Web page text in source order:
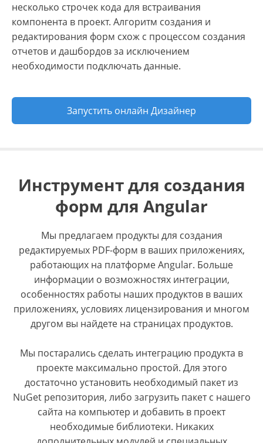
несколько строчек кода для встраивания
компонента в проект. Алгоритм создания и
редактирования форм схож с процессом создания
отчетов и дашбордов за исключением
необходимости подключать данные.
Запустить онлайн Дизайнер
Инструмент для создания
форм для Angular
Мы предлагаем продукты для создания
редактируемых PDF-форм в ваших приложениях,
работающих на платформе Angular. Больше
информации о возможностях интеграции,
особенностях работы наших продуктов в ваших
приложениях, условиях лицензирования и многом
другом вы найдете на страницах продуктов.
Мы постарались сделать интеграцию продукта в
проекте максимально простой. Для этого
достаточно установить необходимый пакет из
NuGet репозитория, либо загрузить пакет с нашего
сайта на компьютер и добавить в проект
необходимые библиотеки. Никаких